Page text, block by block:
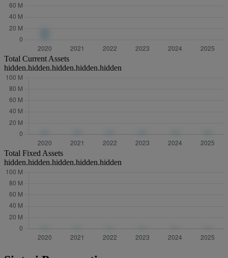
Total Current Assets
hidden.hidden.hidden.hidden.hidden
Total Fixed Assets
hidden.hidden.hidden.hidden.hidden